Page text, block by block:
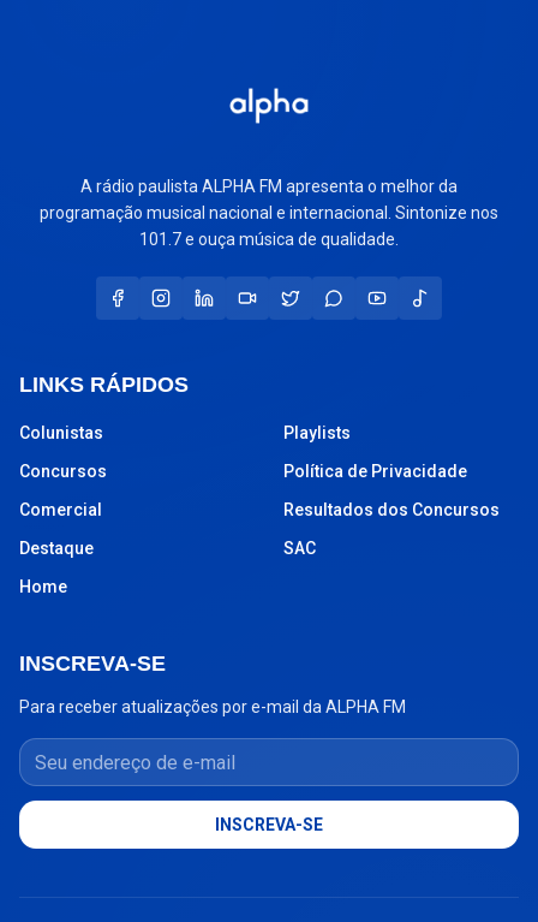
A rádio paulista ALPHA FM apresenta o melhor da
programação musical nacional e internacional. Sintonize nos
101.7 e ouça música de qualidade.
LINKS RÁPIDOS
Colunistas
Concursos
Comercial
Destaque
Home
Playlists
Política de Privacidade
Resultados dos Concursos
SAC
INSCREVA-SE
Para receber atualizações por e-mail da ALPHA FM
Seu endereço de e-mail
INSCREVA-SE